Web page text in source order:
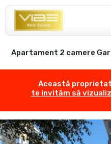
Apartament 2 camere
Această
te invităm să